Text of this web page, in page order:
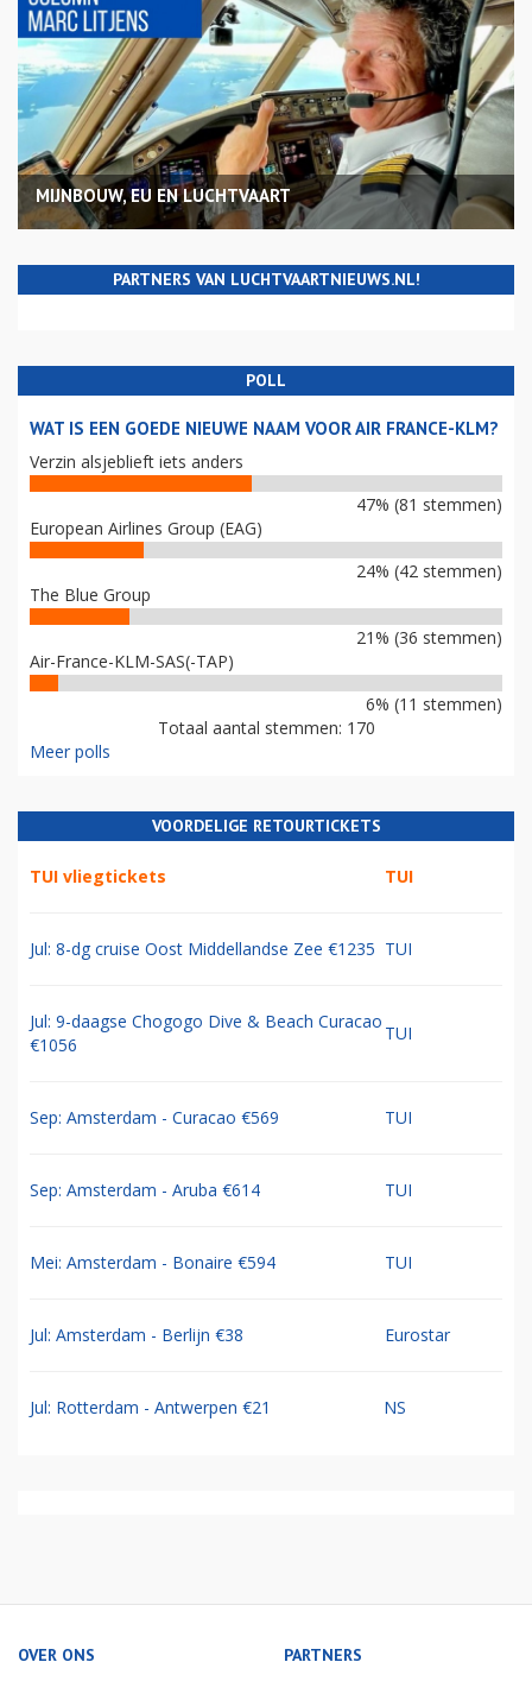
MIJNBOUW, EU EN LUCHTVAART
PARTNERS VAN LUCHTVAARTNIEUWS.NL!
POLL
WAT IS EEN GOEDE NIEUWE NAAM VOOR AIR FRANCE-KLM?
Verzin alsjeblieft iets anders
47% (81 stemmen)
European Airlines Group (EAG)
24% (42 stemmen)
The Blue Group
21% (36 stemmen)
Air-France-KLM-SAS(-TAP)
6% (11 stemmen)
Totaal aantal stemmen: 170
Meer polls
VOORDELIGE RETOURTICKETS
TUI vliegtickets TUI
Jul: 8-dg cruise Oost Middellandse Zee €1235 TUI
Jul: 9-daagse Chogogo Dive & Beach Curacao
€1056
TUI
Sep: Amsterdam - Curacao €569 TUI
Sep: Amsterdam - Aruba €614 TUI
Mei: Amsterdam - Bonaire €594 TUI
Jul: Amsterdam - Berlijn €38 Eurostar
Jul: Rotterdam - Antwerpen €21 NS
OVER ONS PARTNERS